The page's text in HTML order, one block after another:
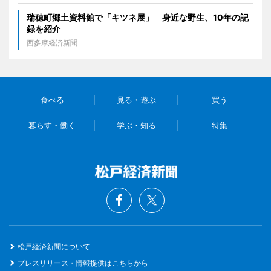
瑞穂町郷土資料館で「キツネ展」 身近な野生、10年の記
録を紹介
西多摩経済新聞
食べる 見る・遊ぶ 買う
暮らす・働く 学ぶ・知る 特集
松戸経済新聞について
プレスリリース・情報提供はこちらから